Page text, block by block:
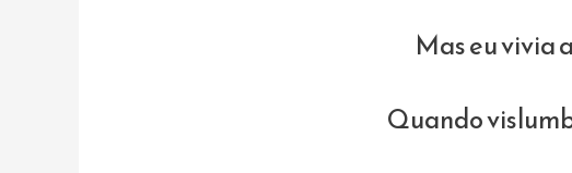
Mas eu vivia
Quando